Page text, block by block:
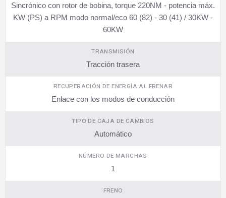
Sincrónico con rotor de bobina, torque 220NM - potencia máx.
KW (PS) a RPM modo normal/eco 60 (82) - 30 (41) / 30KW -
60KW
TRANSMISIÓN
Tracción trasera
RECUPERACIÓN DE ENERGÍA AL FRENAR
Enlace con los modos de conducción
TIPO DE CAJA DE CAMBIOS
Automático
NÚMERO DE MARCHAS
1
FRENO